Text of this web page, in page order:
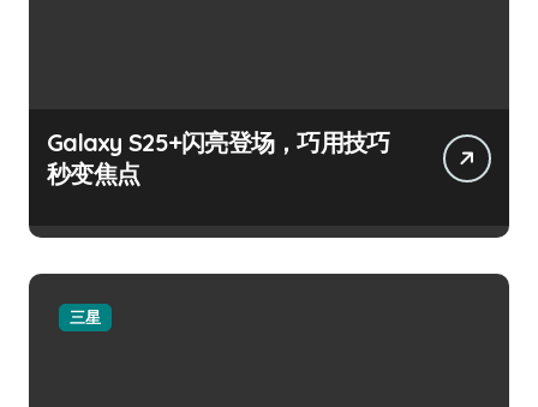
Galaxy S25+闪亮登场，巧用技巧
秒变焦点
三星